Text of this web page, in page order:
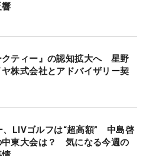
響
クティー』の認知拡大へ 星野
株式会社とアドバイザリー契
、LIVゴルフは“超高額” 中島啓
中東大会は？ 気になる今週の